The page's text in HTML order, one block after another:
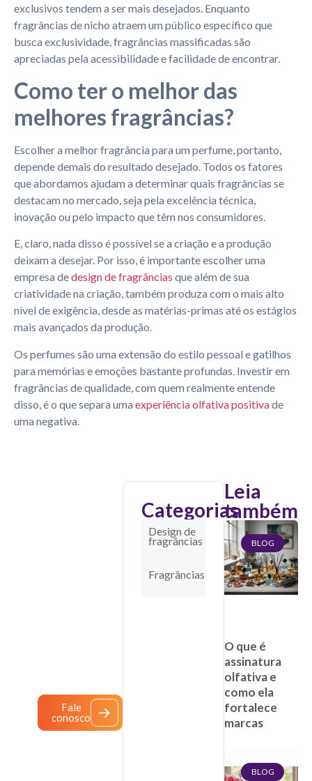
exclusivos tendem a ser mais desejados. Enquanto
fragrâncias de nicho atraem um público específico que
busca exclusividade, fragrâncias massificadas são
apreciadas pela acessibilidade e facilidade de encontrar.
Como ter o melhor das
melhores fragrâncias?
Escolher a melhor fragrância para um perfume, portanto,
depende demais do resultado desejado. Todos os fatores
que abordamos ajudam a determinar quais fragrâncias se
destacam no mercado, seja pela excelência técnica,
inovação ou pelo impacto que têm nos consumidores.
E, claro, nada disso é possível se a criação e a produção
deixam a desejar. Por isso, é importante escolher uma
empresa dedesign de fragrâncias que além de sua
criatividade na criação, também produza com o mais alto
nível de exigência, desde as matérias-primas até os estágios
mais avançados da produção.
Os perfumes são uma extensão do estilo pessoal e gatilhos
para memórias e emoções bastante profundas. Investir em
fragrâncias de qualidade, com quem realmente entende
disso, é o que separa uma experiência olfativa positivade
uma negativa.
Fale
conosco
Categorias
Design de
fragrâncias
Fragrâncias
Leia
também
BLOG
O que é
assinatura
olfativa e
como ela
fortalece
marcas
BLOG